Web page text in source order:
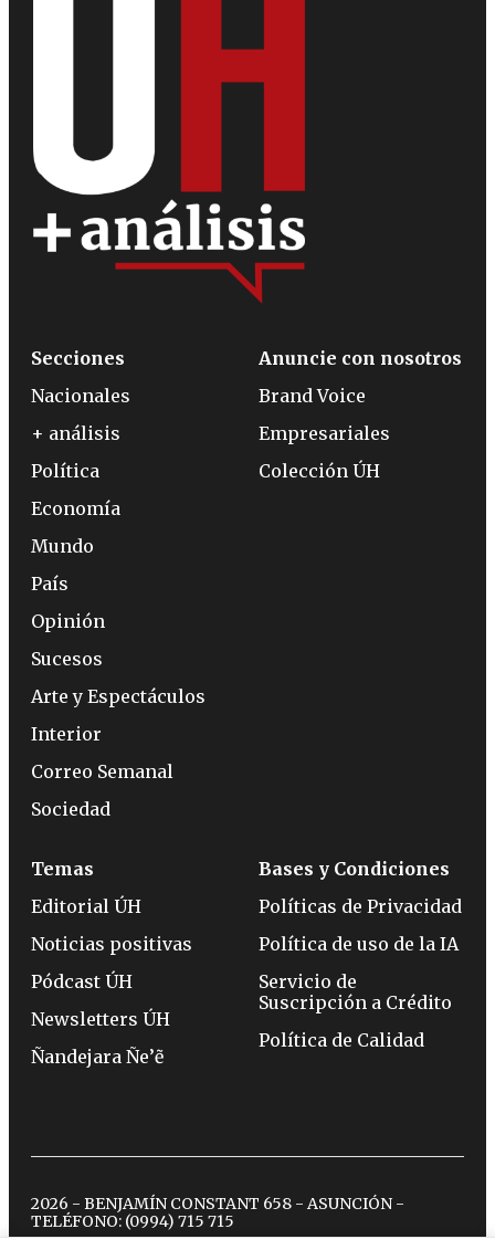
Secciones
Nacionales
+ análisis
Política
Economía
Mundo
País
Opinión
Sucesos
Arte y Espectáculos
Interior
Correo Semanal
Sociedad
Anuncie con nosotros
Brand Voice
Empresariales
Colección ÚH
Temas
Editorial ÚH
Noticias positivas
Pódcast ÚH
Newsletters ÚH
Ñandejara Ñe’ẽ
Bases y Condiciones
Políticas de Privacidad
Política de uso de la IA
Servicio de
Suscripción a Crédito
Política de Calidad
2026 - BENJAMÍN CONSTANT 658 - ASUNCIÓN -
TELÉFONO: (0994) 715 715